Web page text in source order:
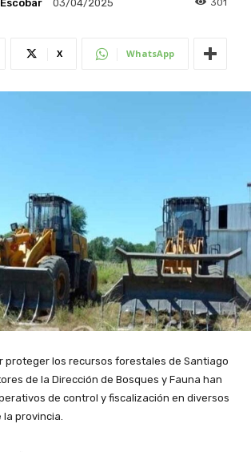
03/04/2025 301
X WhatsApp
proteger los recursos forestales de Santiago
de la Dirección de Bosques y Fauna han
de control y fiscalización en diversos
provincia.